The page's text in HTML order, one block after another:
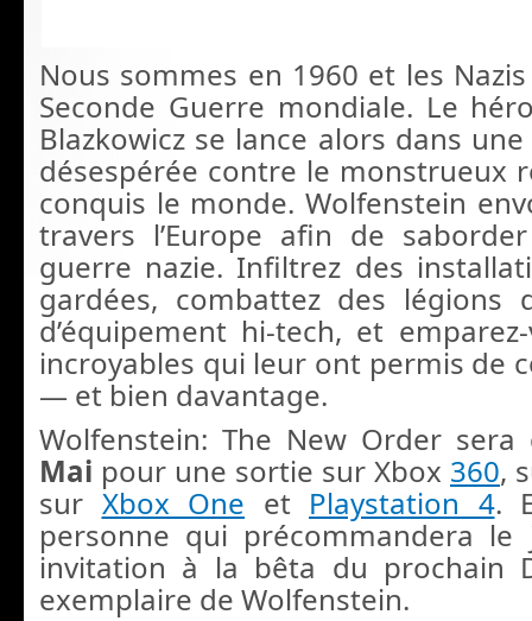
Nous sommes en 1960 et les
Seconde Guerre mondiale. Le
Blazkowicz se lance alors dans
désespérée contre le monstrueux
conquis le monde. Wolfenstein
travers l’Europe afin de
guerre nazie. Infiltrez des
gardées, combattez des légions
d’équipement hi-tech, et
incroyables qui leur ont permis de
— et bien davantage.
Wolfenstein: The New Order
Mai pour une sortie sur Xbox 360,
sur Xbox One et Playstation 4.
personne qui précommandera le
invitation à la bêta du prochain
exemplaire de Wolfenstein.